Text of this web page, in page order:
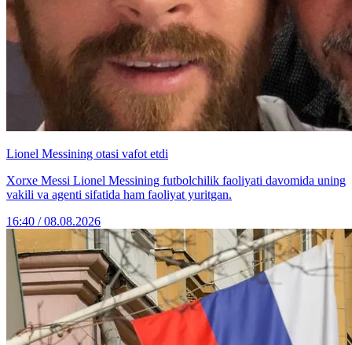
Lionel Messining otasi vafot etdi
Xorxe Messi Lionel Messining futbolchilik faoliyati davomida uning
vakili va agenti sifatida ham faoliyat yuritgan.
16:40 / 08.08.2026